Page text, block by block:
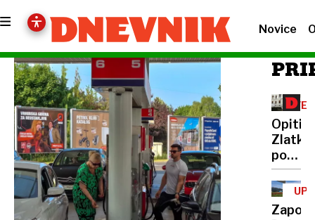
Novice
Opiti
Zlatko
prosil
za
prevoz
domov,
Zapor